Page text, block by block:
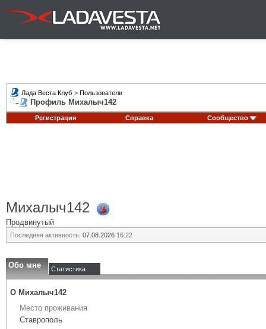
Лада Веста Клуб > Пользователи
Профиль Михалыч142
Регистрация Справка Сообщество
Михалыч142
Продвинутый
Последняя активность: 07.08.2026 16:22
Обо мне Статистика
О Михалыч142
Место проживания
Ставрополь